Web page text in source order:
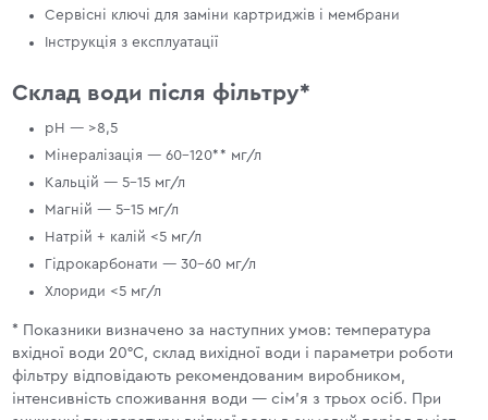
Сервісні ключі для заміни картриджів і мембрани
Інструкція з експлуатації
Склад води після фільтру*
pH — >8,5
Мінералізація — 60-120** мг/л
Кальцій — 5–15 мг/л
Магній — 5–15 мг/л
Натрій + калій <5 мг/л
Гідрокарбонати — 30–60 мг/л
Хлориди <5 мг/л
* Показники визначено за наступних умов: температура
вхідної води 20°С, склад вихідної води і параметри роботи
фільтру відповідають рекомендованим виробником,
інтенсивність споживання води — сім’я з трьох осіб. При